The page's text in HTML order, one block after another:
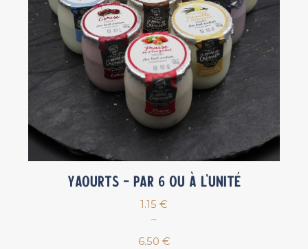
Yaourts – par 6 ou à l’unité
1.15 €
–
6.50 €
options
peuvent
être
sur
la
du
produit